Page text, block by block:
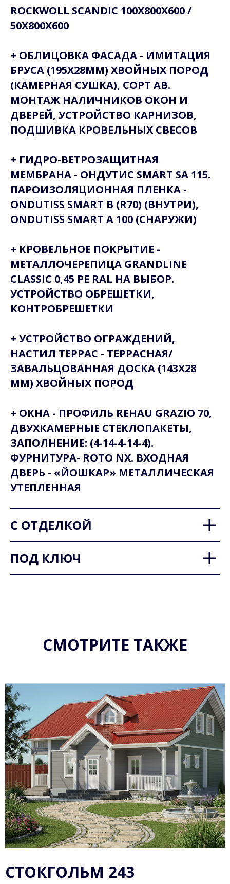
ROCKWOLL SCANDIC 100Х800Х600 /
50Х800Х600
+ ОБЛИЦОВКА ФАСАДА - ИМИТАЦИЯ
БРУСА (195Х28ММ) ХВОЙНЫХ ПОРОД
(КАМЕРНАЯ СУШКА), СОРТ АВ.
МОНТАЖ НАЛИЧНИКОВ ОКОН И
ДВЕРЕЙ, УСТРОЙСТВО КАРНИЗОВ,
ПОДШИВКА КРОВЕЛЬНЫХ СВЕСОВ
+ ГИДРО-ВЕТРОЗАЩИТНАЯ
МЕМБРАНА - ОНДУТИС SMART SA 115.
ПАРОИЗОЛЯЦИОННАЯ ПЛЕНКА -
ONDUTISS SMART B (R70) (ВНУТРИ),
ONDUTISS SMART A 100 (СНАРУЖИ)
+ КРОВЕЛЬНОЕ ПОКРЫТИЕ -
МЕТАЛЛОЧЕРЕПИЦА GRANDLINE
CLASSIC 0,45 PE RAL НА ВЫБОР.
УСТРОЙСТВО ОБРЕШЕТКИ,
КОНТРОБРЕШЕТКИ
+ УСТРОЙСТВО ОГРАЖДЕНИЙ,
НАСТИЛ ТЕРРАС - ТЕРРАСНАЯ/
ЗАВАЛЬЦОВАННАЯ ДОСКА (143X28
ММ) ХВОЙНЫХ ПОРОД
+ ОКНА - ПРОФИЛЬ REHAU GRAZIO 70,
ДВУХКАМЕРНЫЕ СТЕКЛОПАКЕТЫ,
ЗАПОЛНЕНИЕ: (4-14-4-14-4).
ФУРНИТУРА- ROTO NX. ВХОДНАЯ
ДВЕРЬ - «ЙОШКАР» МЕТАЛЛИЧЕСКАЯ
УТЕПЛЕННАЯ
С ОТДЕЛКОЙ
ПОД КЛЮЧ
СМОТРИТЕ ТАКЖЕ
СТОКГОЛЬМ 243